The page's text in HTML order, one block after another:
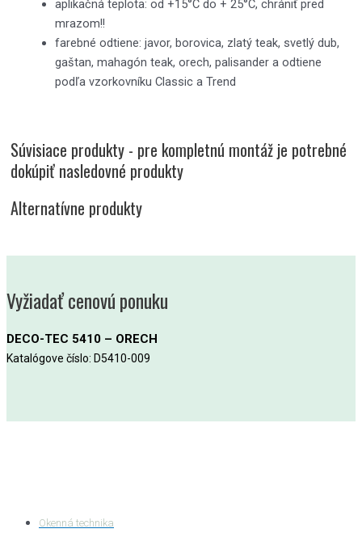
aplikačná teplota: od +15°C do + 25°C, chrániť pred
mrazom!!
farebné odtiene: javor, borovica, zlatý teak, svetlý dub,
gaštan, mahagón teak, orech, palisander a odtiene
podľa vzorkovníku Classic a Trend
Súvisiace produkty - pre kompletnú montáž je potrebné
dokúpiť nasledovné produkty
Alternatívne produkty
Vyžiadať cenovú ponuku
DECO-TEC 5410 – ORECH
Katalógove číslo: D5410-009
Okenná technika